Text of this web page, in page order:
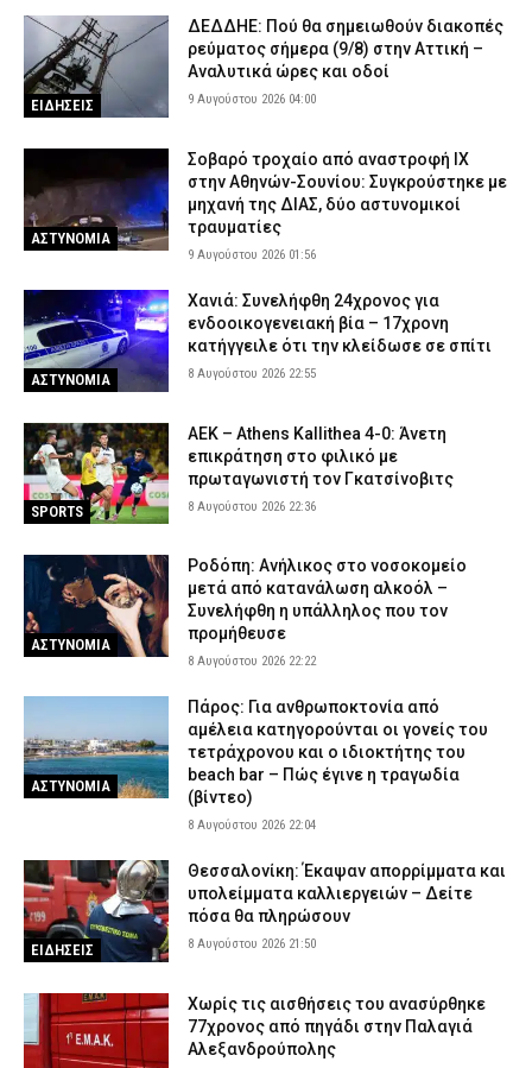
συντρόφου του για ενδοοικογενειακή βία
ΑΣΤΥΝΟΜΙΑ 8 Αυγούστου 2026 15:48
Κέρκυρα: Απαγορεύτηκε ο απόπλους πλοίου με 26 επιβάτες
λόγω μηχανικής βλάβης
Λυκαβηττός: Σε 57χρονη που αγνοούνταν ανήκει η σορός – Από
πτώση ο θάνατός της
ΑΣΤΥΝΟΜΙΑ 8 Αυγούστου 2026 15:17
Αττική και την Πανεπιστημιούπολη Ζωγράφου – Θα έβγαζαν
πάνω από 90.000 ευρώ (βίντεο)
ΑΣΤΥΝΟΜΙΑ 8 Αυγούστου 2026 15:06
Δολοφονία 38χρονης στην Κυψέλη: «Δεν μπορούμε να
πιστέψουμε ότι το έκανε» λέει το ζευγάρι που είχε φιλοξενήσει
τον 26χρονο Αφγανό
ΑΣΤΥΝΟΜΙΑ 8 Αυγούστου 2026 14:51
ΕΙΔΗΣΕΙΣ
ΔΕΔΔΗΕ: Πού θα σημειωθούν διακοπές
ρεύματος σήμερα (9/8) στην Αττική –
Αναλυτικά ώρες και οδοί
9 Αυγούστου 2026 04:00
ΑΣΤΥΝΟΜΙΑ
Σοβαρό τροχαίο από αναστροφή ΙΧ
στην Αθηνών-Σουνίου: Συγκρούστηκε με
μηχανή της ΔΙΑΣ, δύο αστυνομικοί
τραυματίες
9 Αυγούστου 2026 01:56
ΑΣΤΥΝΟΜΙΑ
Χανιά: Συνελήφθη 24χρονος για
ενδοοικογενειακή βία – 17χρονη
κατήγγειλε ότι την κλείδωσε σε σπίτι
8 Αυγούστου 2026 22:55
SPORTS
ΑΕΚ – Athens Kallithea 4-0: Άνετη
επικράτηση στο φιλικό με
πρωταγωνιστή τον Γκατσίνοβιτς
8 Αυγούστου 2026 22:36
ΑΣΤΥΝΟΜΙΑ
Ροδόπη: Ανήλικος στο νοσοκομείο
μετά από κατανάλωση αλκοόλ –
Συνελήφθη η υπάλληλος που τον
προμήθευσε
8 Αυγούστου 2026 22:22
ΑΣΤΥΝΟΜΙΑ
Πάρος: Για ανθρωποκτονία από
αμέλεια κατηγορούνται οι γονείς του
τετράχρονου και ο ιδιοκτήτης του
beach bar – Πώς έγινε η τραγωδία
(βίντεο)
8 Αυγούστου 2026 22:04
ΕΙΔΗΣΕΙΣ
Θεσσαλονίκη: Έκαψαν απορρίμματα και
υπολείμματα καλλιεργειών – Δείτε
πόσα θα πληρώσουν
8 Αυγούστου 2026 21:50
Χωρίς τις αισθήσεις του ανασύρθηκε
77χρονος από πηγάδι στην Παλαγιά
Αλεξανδρούπολης